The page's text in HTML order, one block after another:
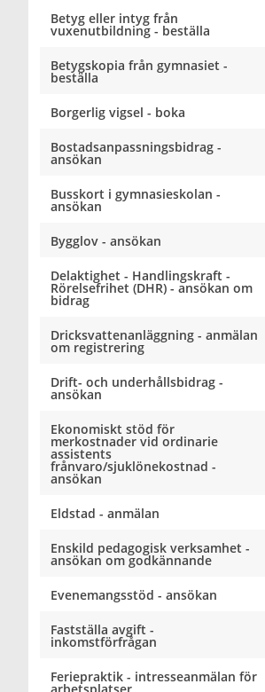
Betyg eller intyg från
vuxenutbildning - beställa
Betygskopia från gymnasiet -
beställa
Borgerlig vigsel - boka
Bostadsanpassningsbidrag -
ansökan
Busskort i gymnasieskolan -
ansökan
Bygglov - ansökan
Delaktighet - Handlingskraft -
Rörelsefrihet (DHR) - ansökan om
bidrag
Dricksvattenanläggning - anmälan
om registrering
Drift- och underhållsbidrag -
ansökan
Ekonomiskt stöd för
merkostnader vid ordinarie
assistents
frånvaro/sjuklönekostnad -
ansökan
Eldstad - anmälan
Enskild pedagogisk verksamhet -
ansökan om godkännande
Evenemangsstöd - ansökan
Fastställa avgift -
inkomstförfrågan
Feriepraktik - intresseanmälan för